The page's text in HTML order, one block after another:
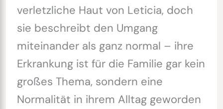
verletzliche Haut von Leticia, doch
sie beschreibt den Umgang
miteinander als ganz normal – ihre
Erkrankung ist für die Familie gar kein
großes Thema, sondern eine
Normalität in ihrem Alltag geworden